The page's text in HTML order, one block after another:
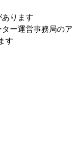
ります
ー運営事務局のア
す